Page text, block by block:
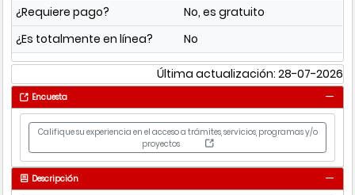
¿Requiere pago?
No, es gratuito
¿Es totalmente en línea?
No
Última actualización: 28-07-2026
Encuesta
Califique su experiencia en el acceso a trámites, servicios, programas y/o
proyectos
Descripción